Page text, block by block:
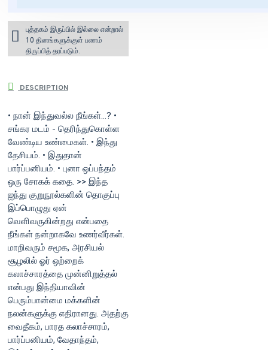
புத்தகம் இருப்பில் இல்லை என்றால்
10 தினங்களுக்குள் பணம்
திருப்பித் தரப்படும்.
DESCRIPTION
• நான் இந்துவல்ல நீங்கள்...? •
சங்கர மடம் - தெரிந்துகொள்ள
வேண்டிய உண்மைகள். • இந்து
தேசியம். • இதுதான்
பார்ப்பனியம். • புனா ஒப்பந்தம்
ஒரு சோகக் கதை. >> இந்த
ஐந்து குறுநூல்களின் தொகுப்பு
இப்பொழுது ஏன்
வெளிவருகின்றது என்பதை
நீங்கள் நன்றாகவே உணர்வீர்கள்.
மாறிவரும் சமூக, அரசியல்
சூழலில் ஓர் ஒற்றைக்
கலாச்சாரத்தை முன்னிறுத்தல்
என்பது இந்தியாவின்
பெரும்பான்மை மக்களின்
நலன்களுக்கு எதிரானது. அதற்கு
வைதீகம், பாரத கலாச்சாரம்,
பார்ப்பனியம், வேதாந்தம்,